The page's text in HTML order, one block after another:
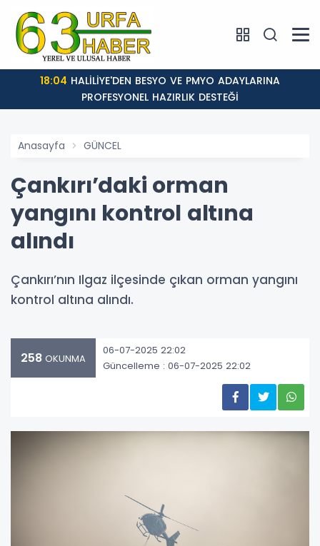
18:04
PROFESYONEL HAZIRLIK DESTEĞİ
Anasayfa GÜNCEL
Çankırı’daki orman
yangını kontrol altına
alındı
Çankırı’nın Ilgaz ilçesinde çıkan orman yangını
kontrol altına alındı.
258 OKUNMA
06-07-2025 22:02
Güncelleme : 06-07-2025 22:02